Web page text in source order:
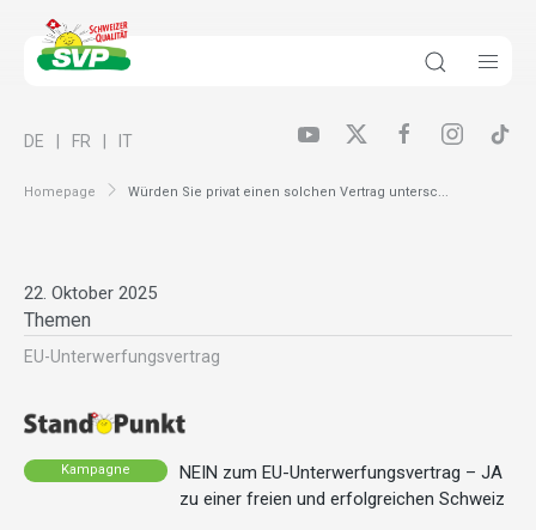
Homepage Würden Sie privat einen solchen Vertrag untersc...
DE FR IT
22. Oktober 2025
Themen
EU-Unterwerfungsvertrag
Kampagne
NEIN zum EU-Unterwerfungsvertrag – JA
zu einer freien und erfolgreichen Schweiz